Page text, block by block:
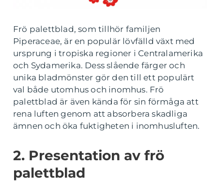
Frö palettblad, som tillhör familjen
Piperaceae, är en populär lövfälld växt med
ursprung i tropiska regioner i Centralamerika
och Sydamerika. Dess slående färger och
unika bladmönster gör den till ett populärt
val både utomhus och inomhus. Frö
palettblad är även kända för sin förmåga att
rena luften genom att absorbera skadliga
ämnen och öka fuktigheten i inomhusluften.
2. Presentation av frö
palettblad